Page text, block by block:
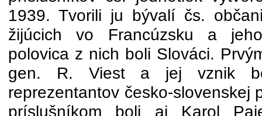
1939. Tvorili ju bývalí čs.
žijúcich vo Francúzsku a
polovica z nich boli Slováci.
gen. R. Viest a jej vznik
reprezentantov česko-slovenskej
príslušníkom boli aj Karol